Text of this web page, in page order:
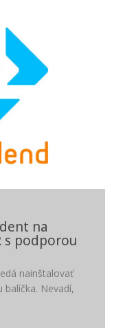
na
s podporou
nainštalovať
balíčka. Nevadí,